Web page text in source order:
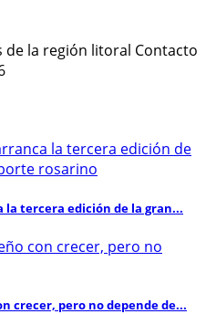
la región litoral Contacto
la tercera edición de la gran...
crecer, pero no depende de...